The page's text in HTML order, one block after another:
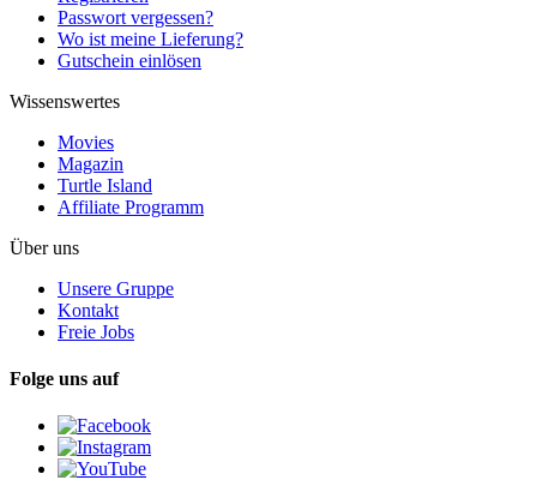
Passwort vergessen?
Wo ist meine Lieferung?
Gutschein einlösen
Wissenswertes
Movies
Magazin
Turtle Island
Affiliate Programm
Über uns
Unsere Gruppe
Kontakt
Freie Jobs
Folge uns auf